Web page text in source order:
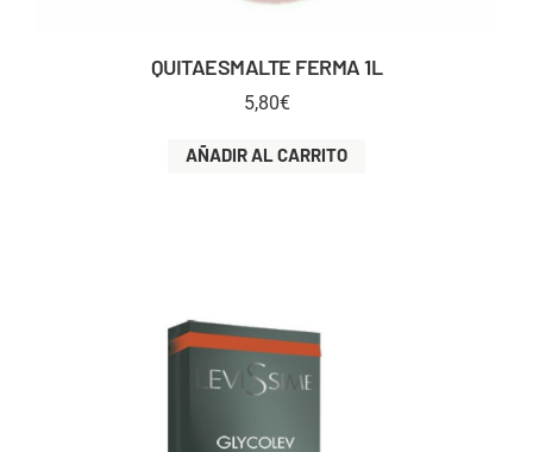
QUITAESMALTE FERMA 1L
5,80€
AÑADIR AL CARRITO